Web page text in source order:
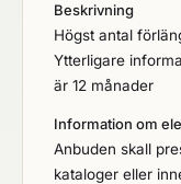
Beskrivning
Högst antal
Ytterligare
är 12 månader
Information om
Anbuden skall
kataloger eller